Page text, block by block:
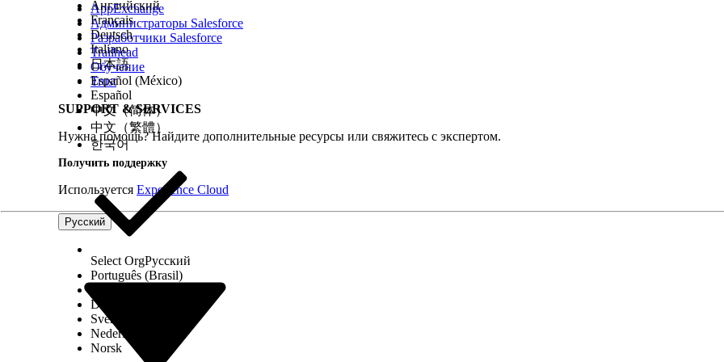
AppExchange
Администраторы Salesforce
Разработчики Salesforce
Trailhead
Обучение
Trust
SUPPORT & SERVICES
Нужна помощь? Найдите дополнительные ресурсы или свяжитесь с экспертом.
Получить поддержку
Используется Experience Cloud
Русский
Английский
Français
Deutsch
Italiano
日本語
Español (México)
Español
中文（简体）
中文（繁體）
한국어
Select OrgРусский
Português (Brasil)
Dansk
Svenska
Nederlands
Norsk